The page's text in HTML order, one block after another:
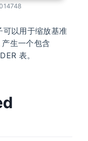
以用于缩放基准
生一个包含
表。